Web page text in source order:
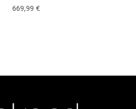
669,99 €